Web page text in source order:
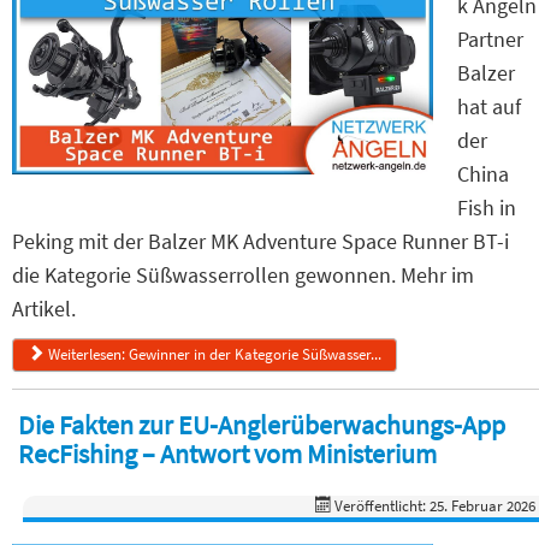
Partner
Balzer
hat auf
der
China
Fish in
Peking mit der Balzer MK Adventure Space Runner BT-i
die Kategorie Süßwasserrollen gewonnen. Mehr im
Artikel.
Weiterlesen: Gewinner in der Kategorie Süßwasser...
Die Fakten zur EU-Anglerüberwachungs-App
RecFishing – Antwort vom Ministerium
Veröffentlicht: 25. Februar 2026